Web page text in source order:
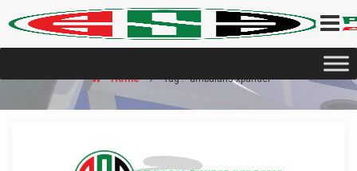
Home Tag : "ambulans xpander"